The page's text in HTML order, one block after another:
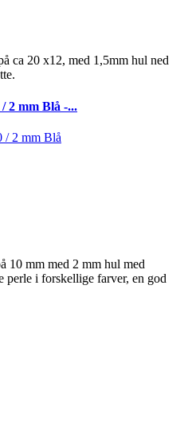
ca 20 x12, med 1,5mm hul ned
2 mm Blå -...
10 mm med 2 mm hul med
perle i forskellige farver, en god